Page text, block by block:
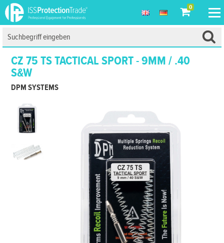
0
CZ 75 TS TACTICAL SPORT - 9MM / .40
S&W
DPM SYSTEMS